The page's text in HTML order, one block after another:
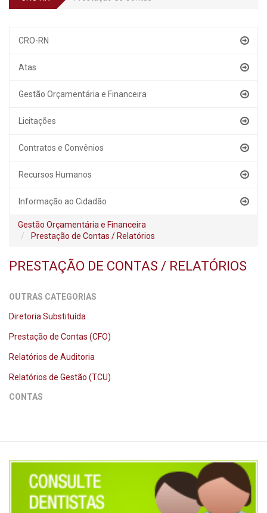
CRO-RN
Atas
Gestão Orçamentária e Financeira
Licitações
Contratos e Convênios
Recursos Humanos
Informação ao Cidadão
Gestão Orçamentária e Financeira
Prestação de Contas / Relatórios
PRESTAÇÃO DE CONTAS / RELATÓRIOS
OUTRAS CATEGORIAS
Diretoria Substituída
Prestação de Contas (CFO)
Relatórios de Auditoria
Relatórios de Gestão (TCU)
CONTAS